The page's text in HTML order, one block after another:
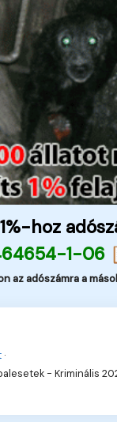
hoz
1-06
az adószámra a
·
- Kriminális